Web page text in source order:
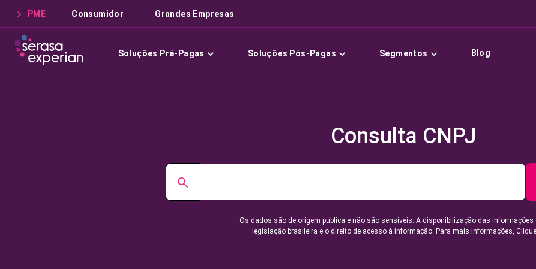
PME Consumidor Grandes Empresas
Soluções Pré-Pagas Soluções Pós-Pagas Segmentos Blog
Consulta CNPJ
Os dados são de origem pública e não são sensíveis. A disponibilização das informações
legislação brasileira e o direito de acesso à informação. Para mais informações,